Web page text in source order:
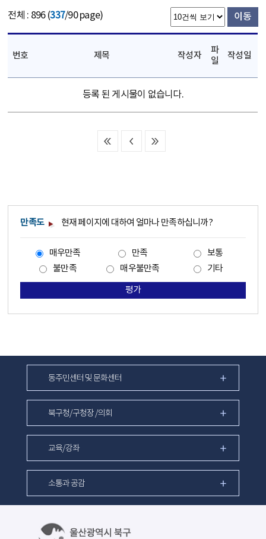
전체 : 896 (337/90 page) 이동
번호 제목 작성자
파
일
작성일
등록 된 게시물이 없습니다.
만족도 현재 페이지에 대하여 얼마나 만족하십니까?
매우만족 만족
보통
불만족
매우불만족 기타
평가
동주민센터 및 문화센터
북구청/구청장 /의회
교육/강좌
소통과 공감